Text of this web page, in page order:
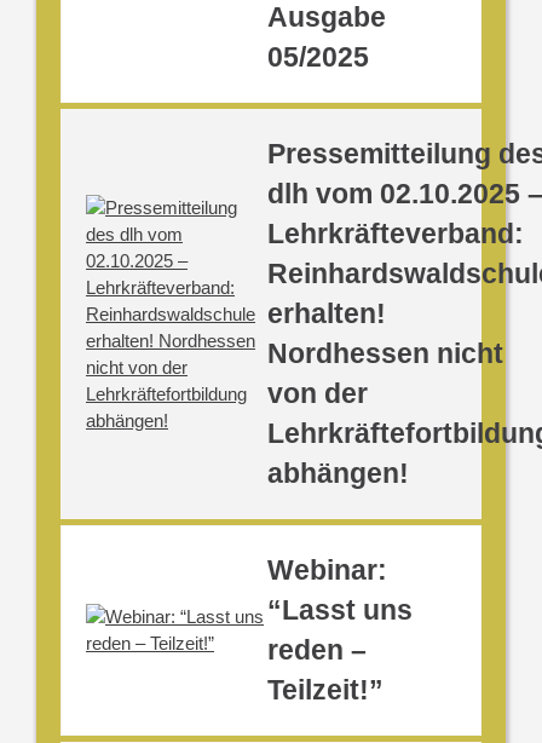
Ausgabe
05/2025
Pressemitteilung
dlh vom 02.10.2025 –
Lehrkräfteverband:
erhalten!
Nordhessen nicht
von der
abhängen!
Webinar:
“Lasst uns
reden –
Teilzeit!”